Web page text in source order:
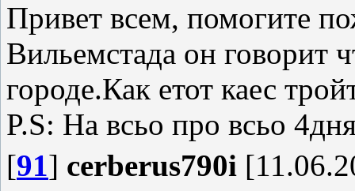
Привет всем, помогите
Вильемстада он говорит
городе.Как етот каес
P.S: На всьо про всьо
[91] cerberus790i